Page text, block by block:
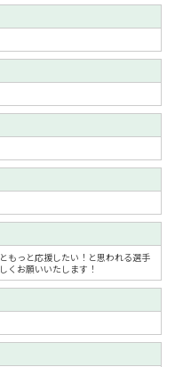
もっと応援したい！と思われる選手
くお願いいたします！